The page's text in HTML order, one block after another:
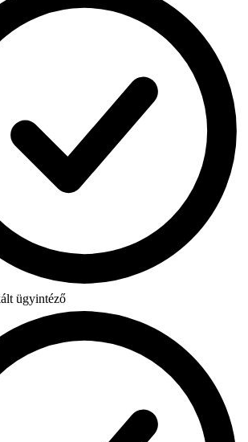
ügyintéző